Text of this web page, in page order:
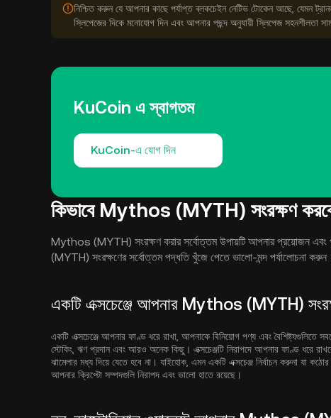
নিশ্চিত করুন যে আপনার কাছে পর্যাপ্ত ব্লকচেইন নেটিভ টোকেন আছে, যেমন
স্লিপেজের দিকে মনোযোগ দিন এবং আপনার পছন্দ অনুযায়ী স্লিপেজ সহনশীলতা
KuCoin এ স্বাগতম
KuCoin-এ যোগ দিন
কিভাবে Mythos (MYTH) সংরক্ষণ
Mythos (MYTH) সংরক্ষণ করার সর্বোত্তম উপায়টি আপনার প্রয়োজন এবং
(MYTH) সংরক্ষণের সর্বোত্তম পদ্ধতি খুঁজে পেতে ভালো-মন্দ পর্যালোচনা করুন।
একটি এক্সচেঞ্জে আপনার Mythos (MYTH)
একটি এক্সচেঞ্জে আপনার ফাণ্ড ধরে রাখা, আপনাকে বিনিয়োগ পণ্য এবং বৈশিষ্ট্যগুলিতে
স্টেকিং, ঋণ প্রদান এবং আরও অনেক কিছু। এক্সচেঞ্জটি নিরাপদে আপনার ফাণ্ড ধরে
ঝামেলার মধ্য দিয়ে যেতে হবে না। যাইহোক, এমন একটি এক্সচেঞ্জ নির্বাচন করুনা যা
আপনার ক্রিপ্টো সম্পদগুলি নিরাপদ এবং ভালো হাতে রয়েছে।